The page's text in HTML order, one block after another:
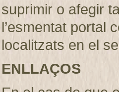
suprimir o afegir
l’esmentat portal
localitzats en el
ENLLAÇOS